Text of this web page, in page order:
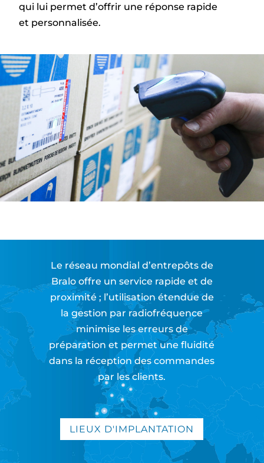
qui lui permet d’offrir une réponse rapide
et personnalisée.
Le réseau mondial d’entrepôts de
Bralo offre un service rapide et de
proximité ; l’utilisation étendue de
la gestion par radiofréquence
minimise les erreurs de
préparation et permet une fluidité
dans la réception des commandes
par les clients.
LIEUX D'IMPLANTATION